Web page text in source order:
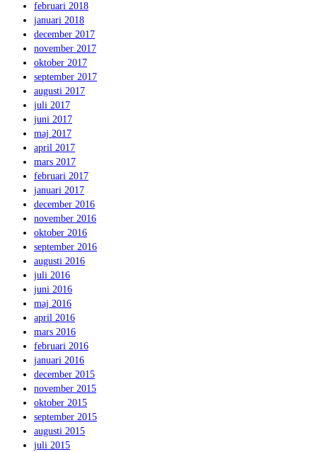
februari 2018
januari 2018
december 2017
november 2017
oktober 2017
september 2017
augusti 2017
juli 2017
juni 2017
maj 2017
april 2017
mars 2017
februari 2017
januari 2017
december 2016
november 2016
oktober 2016
september 2016
augusti 2016
juli 2016
juni 2016
maj 2016
april 2016
mars 2016
februari 2016
januari 2016
december 2015
november 2015
oktober 2015
september 2015
augusti 2015
juli 2015